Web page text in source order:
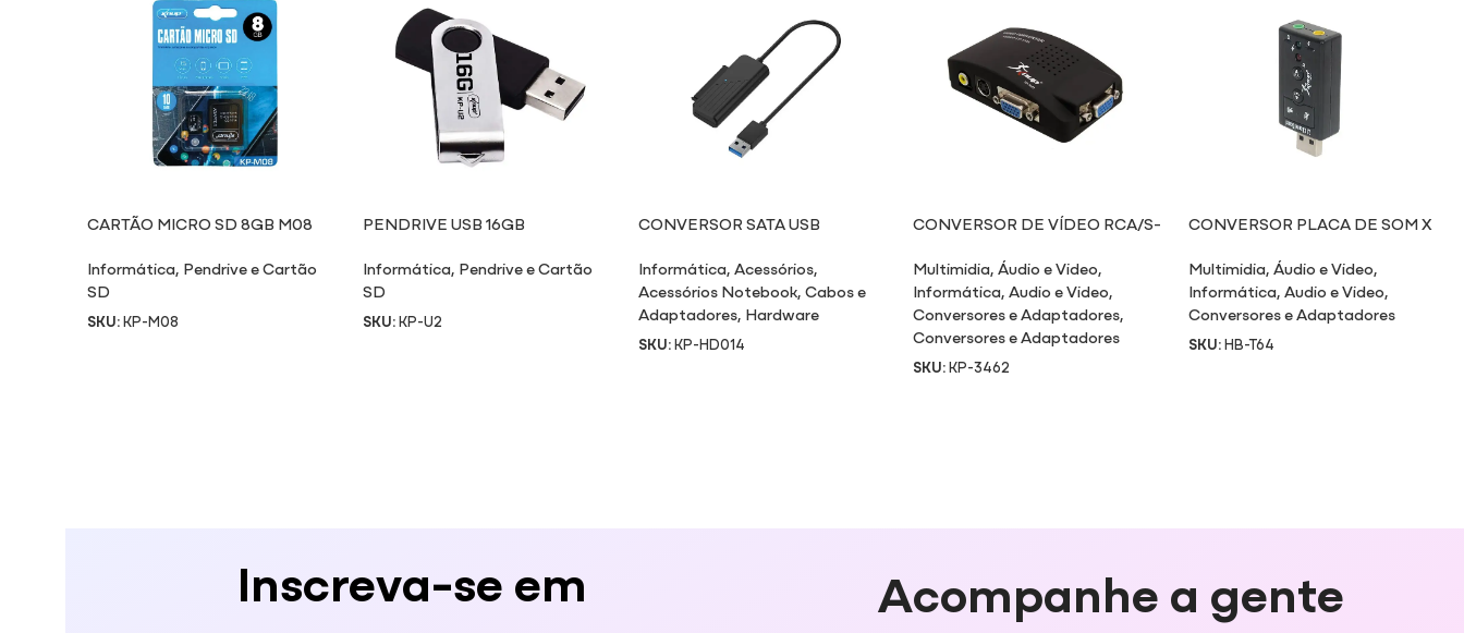
CARTÃO MICRO SD 8GB M08
Informática, Pendrive e Cartão
SD
SKU:KP-M08
PENDRIVE USB 16GB
Informática, Pendrive e Cartão
SD
SKU:KP-U2
CONVERSOR SATA USB
Informática,Acessórios,
Acessórios Notebook,Cabos e
Adaptadores, Hardware
SKU:KP-HD014
CONVERSOR DE VÍDEO RCA/S-
Multimidia, Áudio e Video,
Informática, Audio e Video,
Conversores e Adaptadores,
Conversores e Adaptadores
SKU:KP-3462
CONVERSOR PLACA DE SOM X
Multimidia,Áudio e Video,
Informática,Audio e Video,
Conversores e Adaptadores
SKU:HB-T64
Inscreva-se em
Acompanhe a gente